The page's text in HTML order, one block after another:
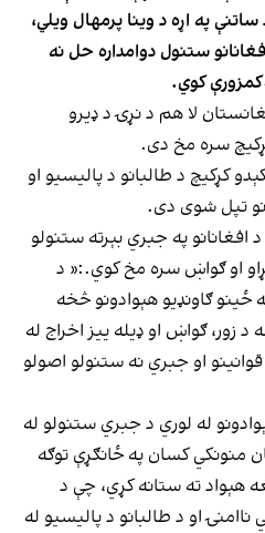
په اړه د وینا پرمهال ویلي،
ستنول دوامداره حل نه
کوي.
لا هم د نړۍ د ډیرو
کړکیچ سره مخ دی.
کړکیچ د طالبانو د پالیسیو او
تپل شوی دی.
افغانانو په جبري بېرته ستنولو
او ګواښ سره مخ کوي.:« د
ګاونډیو هېوادونو څخه
زور، ګواښ او ډيله ییز اخراج له
او جبري نه ستنولو اصولو
له لوري د جبري ستنولو له
منونکي کسان په ځانګړې توګه
هېواد ته ستانه کړي، چې د
او د طالبانو د پالیسیو له